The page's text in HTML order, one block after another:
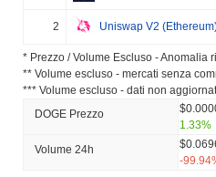
2 Uniswap V2
* Prezzo / Volume Escluso - Anomalia
** Volume escluso - mercati senza
*** Volume escluso - dati non
DOGE Prezzo
1.33%
Volume 24h
-